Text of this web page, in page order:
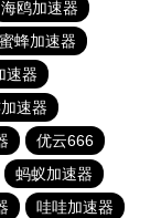
海鸥加速器
蜜蜂加速器
速器
速器
优云666
蚂蚁加速器
哇哇加速器